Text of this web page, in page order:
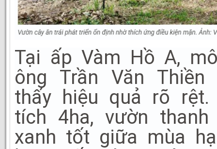
Tại ấp Vàm Hồ A,
ông Trần Văn Thiền
thấy hiệu quả rõ rệt.
tích 4ha, vườn thanh
xanh tốt giữa mùa